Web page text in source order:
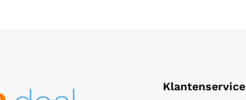
Klantenservice